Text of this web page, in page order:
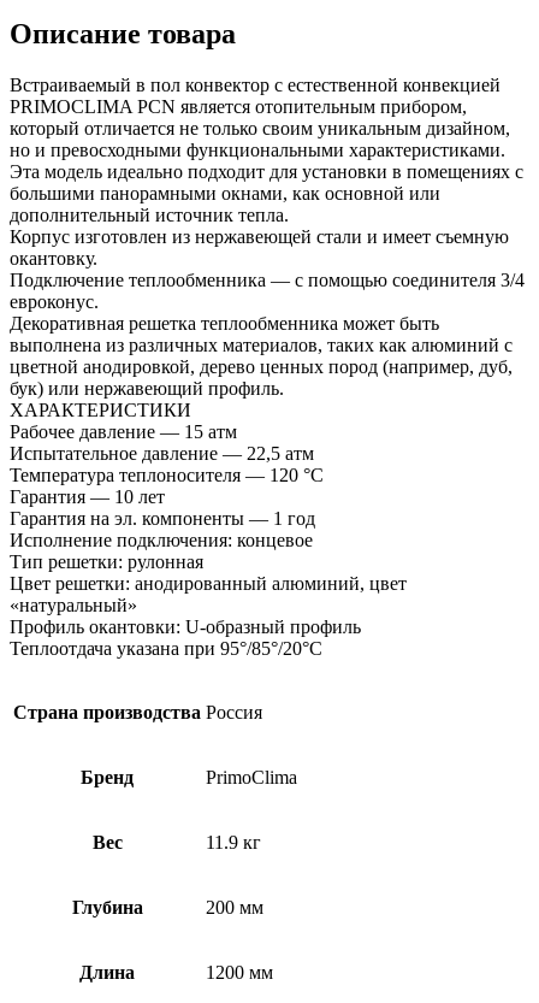
Описание товара
Встраиваемый в пол конвектор с естественной конвекцией
PRIMOCLIMA PCN является отопительным прибором,
который отличается не только своим уникальным дизайном,
но и превосходными функциональными характеристиками.
Эта модель идеально подходит для установки в помещениях с
большими панорамными окнами, как основной или
дополнительный источник тепла.
Корпус изготовлен из нержавеющей стали и имеет съемную
окантовку.
Подключение теплообменника — с помощью соединителя 3/4
евроконус.
Декоративная решетка теплообменника может быть
выполнена из различных материалов, таких как алюминий с
цветной анодировкой, дерево ценных пород (например, дуб,
бук) или нержавеющий профиль.
ХАРАКТЕРИСТИКИ
Рабочее давление — 15 атм
Испытательное давление — 22,5 атм
Температура теплоносителя — 120 °С
Гарантия — 10 лет
Гарантия на эл. компоненты — 1 год
Исполнение подключения: концевое
Тип решетки: рулонная
Цвет решетки: анодированный алюминий, цвет
«натуральный»
Профиль окантовки: U-образный профиль
Теплоотдача указана при 95°/85°/20°С
Страна производства Россия
Бренд PrimoClima
Вес 11.9 кг
Глубина 200 мм
Длина 1200 мм